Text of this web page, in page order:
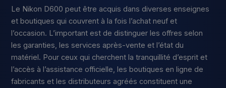
Le Nikon D600 peut être acquis dans diverses enseignes
et boutiques qui couvrent à la fois l’achat neuf et
l’occasion. L’important est de distinguer les offres selon
les garanties, les services après-vente et l’état du
matériel. Pour ceux qui cherchent la tranquillité d’esprit et
l’accès à l’assistance officielle, les boutiques en ligne de
fabricants et les distributeurs agréés constituent une